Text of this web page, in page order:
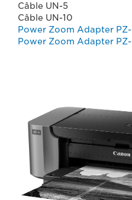
Câble UN-5
Câble UN-10
Power Zoom Adapter PZ-
Power Zoom Adapter PZ-